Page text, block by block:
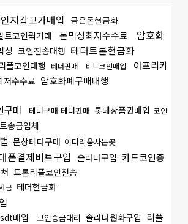
지갑고가매입 금은돈현금화
트코인퀵거래 돈믹싱최저수수료
암호화
싱 코인전송대행 테더트론현금화
플코인대행 테더판매 비트코인매입
아프리카
저수수료 암호화폐구매대행
구매 테더구매 테더판매 롯데상품권매입 코인
송금업체
문상테더구매 이더리움사는곳
폰결제비트구입 솔라나구입 카드코인충
트론리플코인전송
금 테더현금화
매입 코인송금대리 솔라나원화구입 리플